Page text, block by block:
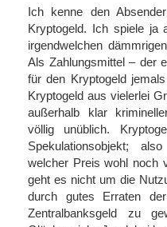
Ich kenne den
Kryptogeld. Ich spiele ja
irgendwelchen
Als Zahlungsmittel – der
für den Kryptogeld
Kryptogeld aus vielerlei
außerhalb klar
völlig unüblich.
Spekulationsobjekt;
welcher Preis wohl noch
geht es nicht um die
durch gutes Erraten
Zentralbanksgeld zu